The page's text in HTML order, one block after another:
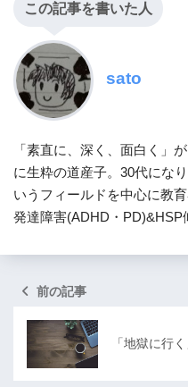
この記事を書いた人
sato
「素直に、深く、面白く」
に生粋の道産子。30代にな
いうフィールドを中心に教
発達障害(ADHD・PD)&HSP
前の記事
「地獄に行